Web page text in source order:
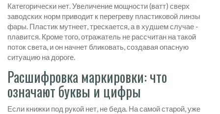
Категорически нет. Увеличение мощности (ватт) сверх
заводских норм приводит к перегреву пластиковой линзы
фары. Пластик мутнеет, трескается, а в худшем случае -
плавится. Кроме того, отражатель не рассчитан на такой
поток света, и он начнет бликовать, создавая опасную
ситуацию на дороге.
Расшифровка маркировки: что
означают буквы и цифры
Если книжки под рукой нет, не беда. На самой старой, уже